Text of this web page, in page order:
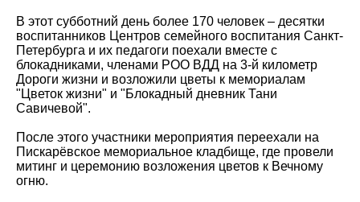
В этот субботний день более 170 человек – десятки
воспитанников Центров семейного воспитания Санкт-
Петербурга и их педагоги поехали вместе с
блокадниками, членами РОО ВДД на 3-й километр
Дороги жизни и возложили цветы к мемориалам
"Цветок жизни" и "Блокадный дневник Тани
Савичевой".
После этого участники мероприятия переехали на
Пискарёвское мемориальное кладбище, где провели
митинг и церемонию возложения цветов к Вечному
огню.